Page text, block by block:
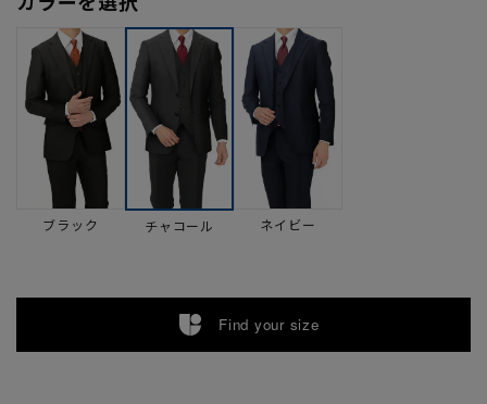
ブラック チャコール ネイビー
Find your size